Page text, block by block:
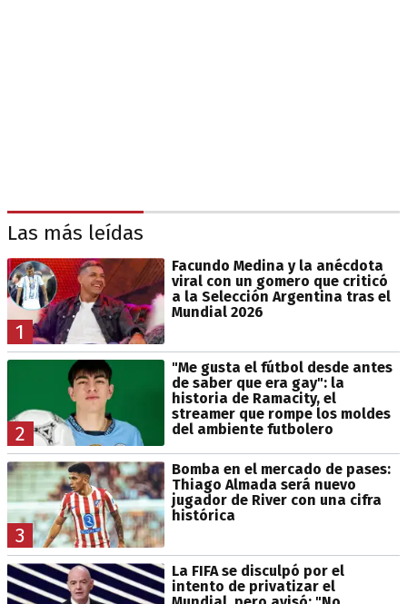
Las más leídas
1
Facundo Medina y la anécdota
viral con un gomero que criticó
a la Selección Argentina tras el
Mundial 2026
2
"Me gusta el fútbol desde antes
de saber que era gay": la
historia de Ramacity, el
streamer que rompe los moldes
del ambiente futbolero
3
Bomba en el mercado de pases:
Thiago Almada será nuevo
jugador de River con una cifra
histórica
La FIFA se disculpó por el
intento de privatizar el